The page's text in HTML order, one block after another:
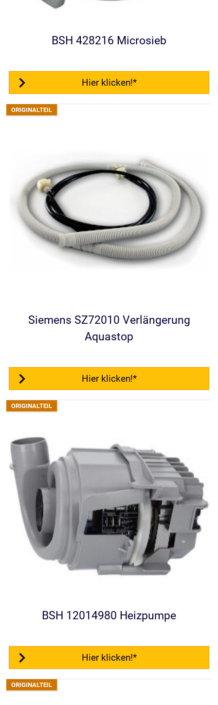
BSH 428216 Microsieb
Hier klicken!*
Siemens SZ72010 Verlängerung
Aquastop
Hier klicken!*
BSH 12014980 Heizpumpe
Hier klicken!*